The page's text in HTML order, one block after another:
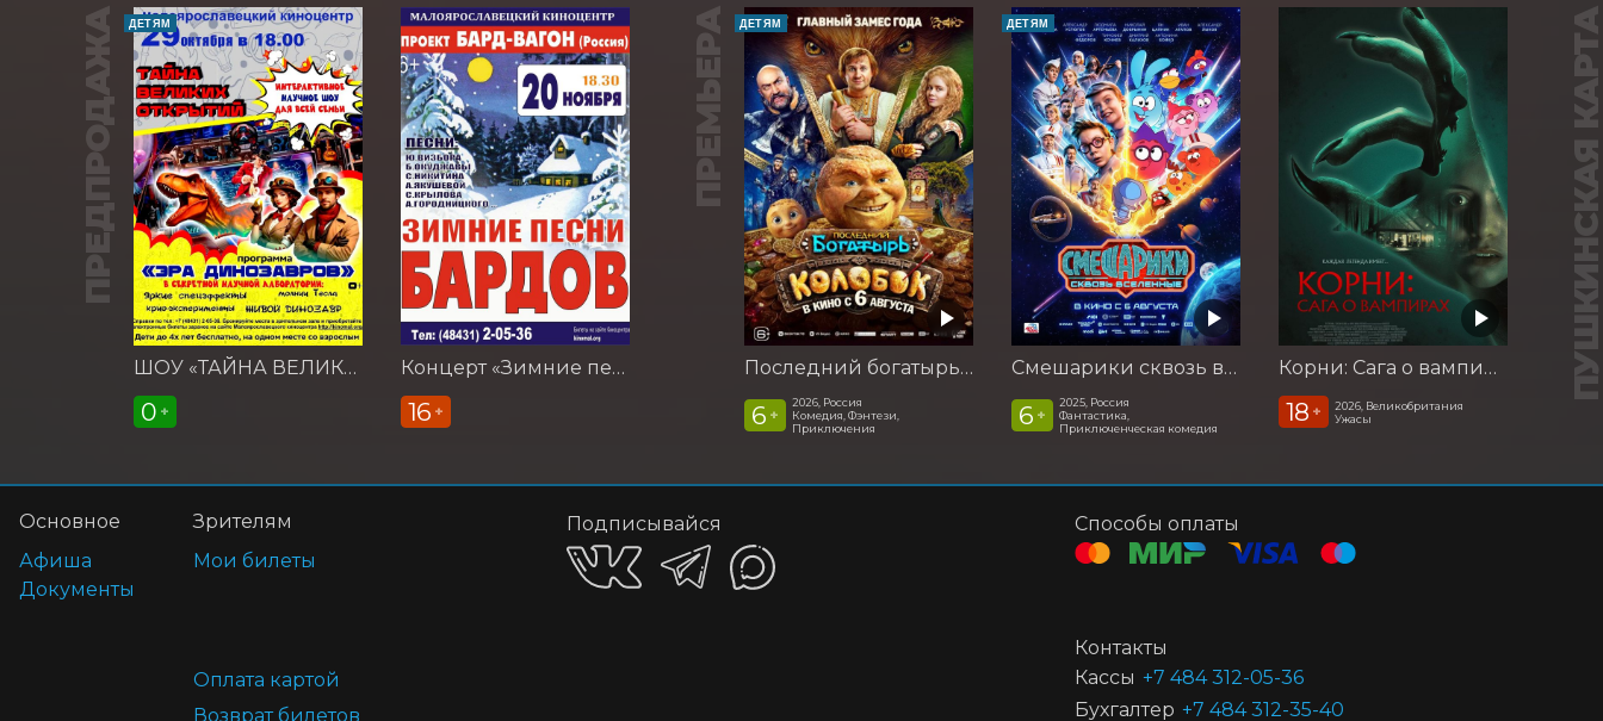
ПРЕДПРОДАЖА ДЕТЯМ
ШОУ «ТАЙНА ВЕЛИКИХ ОТКРЫТИЙ»
0 +
Концерт «Зимние песни бардов»
16 +
ПРЕМЬЕРА ДЕТЯМ
Последний богатырь. Колобок
6 +
2026, Россия
Комедия, Фэнтези,
Приключения
ДЕТЯМ
Смешарики сквозь вселенные
6 +
2025, Россия
Фантастика,
Приключенческая комедия
Корни: Сага о вампирах
18 +
2026, Великобритания
Ужасы
Основное
Афиша
Документы
Зрителям
Мои билеты
Оплата картой
Возврат билетов
Подписывайся Способы оплаты
Контакты
Кассы +7 484 312-05-36
Бухгалтер +7 484 312-35-40